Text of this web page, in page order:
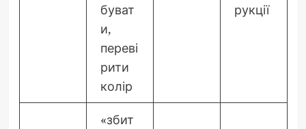
буват
и,
переві
рити
колір
рукції
«збит